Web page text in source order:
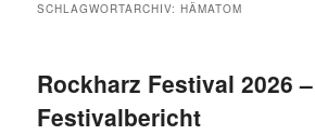
SCHLAGWORTARCHIV:HÄMATOM
Rockharz Festival 2026 –
Festivalbericht